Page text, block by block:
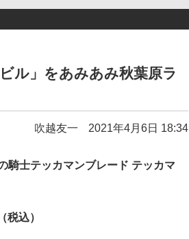
ル」をあみあみ秋葉原ラ
吹越友一 2021年4月6日 18:34
騎士テッカマンブレード テッカマ
税込）